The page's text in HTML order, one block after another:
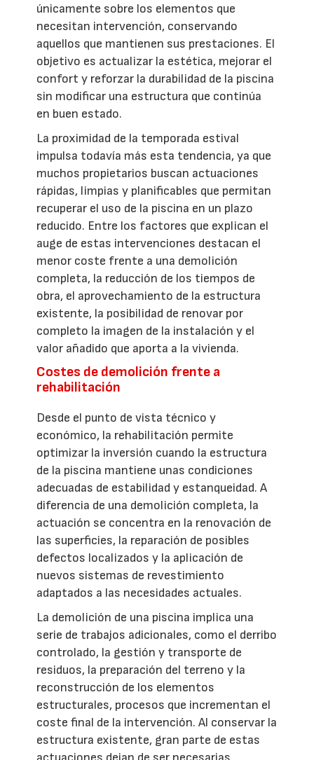
únicamente sobre los elementos que
necesitan intervención, conservando
aquellos que mantienen sus prestaciones. El
objetivo es actualizar la estética, mejorar el
confort y reforzar la durabilidad de la piscina
sin modificar una estructura que continúa
en buen estado.
La proximidad de la temporada estival
impulsa todavía más esta tendencia, ya que
muchos propietarios buscan actuaciones
rápidas, limpias y planificables que permitan
recuperar el uso de la piscina en un plazo
reducido. Entre los factores que explican el
auge de estas intervenciones destacan el
menor coste frente a una demolición
completa, la reducción de los tiempos de
obra, el aprovechamiento de la estructura
existente, la posibilidad de renovar por
completo la imagen de la instalación y el
valor añadido que aporta a la vivienda.
Costes de demolición frente a
rehabilitación
Desde el punto de vista técnico y
económico, la rehabilitación permite
optimizar la inversión cuando la estructura
de la piscina mantiene unas condiciones
adecuadas de estabilidad y estanqueidad. A
diferencia de una demolición completa, la
actuación se concentra en la renovación de
las superficies, la reparación de posibles
defectos localizados y la aplicación de
nuevos sistemas de revestimiento
adaptados a las necesidades actuales.
La demolición de una piscina implica una
serie de trabajos adicionales, como el derribo
controlado, la gestión y transporte de
residuos, la preparación del terreno y la
reconstrucción de los elementos
estructurales, procesos que incrementan el
coste final de la intervención. Al conservar la
estructura existente, gran parte de estas